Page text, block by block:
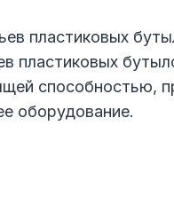
пластиковых
пластиковых
способностью,
оборудование.